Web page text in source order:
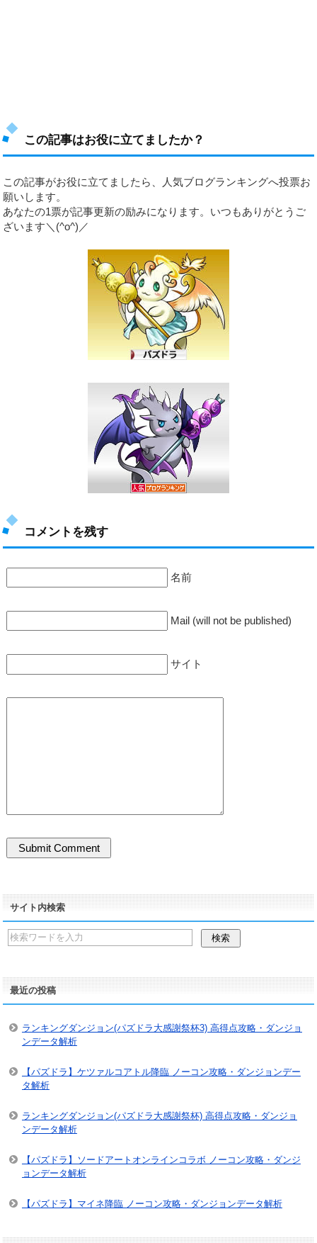
この記事はお役に立てましたか？
この記事がお役に立てましたら、人気ブログランキングへ投票お
願いします。
あなたの1票が記事更新の励みになります。いつもありがとうご
ざいます＼(^o^)／
コメントを残す
名前
Mail (will not be published)
サイト
サイト内検索
最近の投稿
ランキングダンジョン(パズドラ大感謝祭杯3) 高得点攻略・ダンジョ
ンデータ解析
【パズドラ】ケツァルコアトル降臨 ノーコン攻略・ダンジョンデー
タ解析
ランキングダンジョン(パズドラ大感謝祭杯) 高得点攻略・ダンジョ
ンデータ解析
【パズドラ】ソードアートオンラインコラボ ノーコン攻略・ダンジ
ョンデータ解析
【パズドラ】マイネ降臨 ノーコン攻略・ダンジョンデータ解析